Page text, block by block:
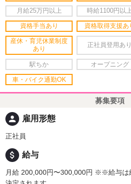
月給25万円以上 時給1100円以
資格手当あり 資格取得支援あ
産休・育児休業制度
あり
正社員登用あり
駅ちか オープニング
車・バイク通勤OK
募集要項
person 雇用形態
正社員
attach_money 給与
月給 200,000円〜300,000円 ※※給与は